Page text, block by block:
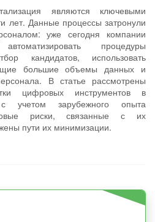
являются ключевыми
лет. Данные процессы затронули
уже сегодня компании
процедуры
кандидатов, использовать
большие объемы данных и
В статье рассмотрены
цифровых инструментов в
учетом зарубежного опыта
риски, связанные с их
пути их минимизации.